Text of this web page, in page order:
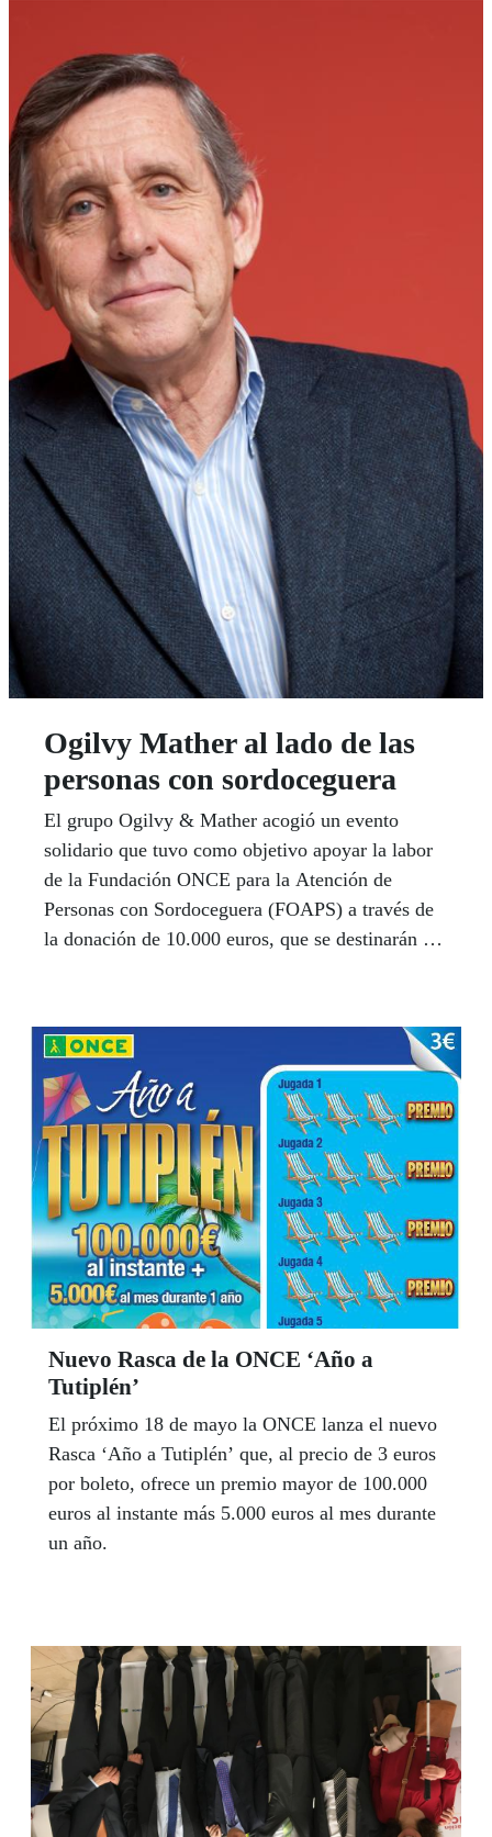
Boletín
Ogilvy Mather al lado de las
personas con sordoceguera
El grupo Ogilvy & Mather acogió un evento
solidario que tuvo como objetivo apoyar la labor
de la Fundación ONCE para la Atención de
Personas con Sordoceguera (FOAPS) a través de
la donación de 10.000 euros, que se destinarán a
Nuevo Rasca de la ONCE ‘Año a
Tutiplén’
El próximo 18 de mayo la ONCE lanza el nuevo
Rasca ‘Año a Tutiplén’ que, al precio de 3 euros
por boleto, ofrece un premio mayor de 100.000
euros al instante más 5.000 euros al mes durante
un año.